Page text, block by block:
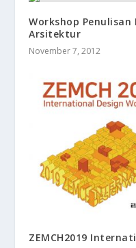
Workshop
Arsitektur
November 7, 2012
ZEMCH2019